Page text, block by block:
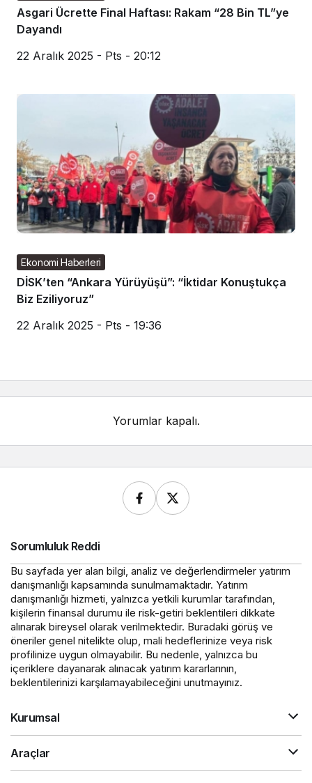
Asgari Ücrette Final Haftası: Rakam “28 Bin TL”ye
Dayandı
22 Aralık 2025 - Pts - 20:12
Ekonomi Haberleri
DİSK’ten “Ankara Yürüyüşü”: “İktidar Konuştukça
Biz Eziliyoruz”
22 Aralık 2025 - Pts - 19:36
Yorumlar kapalı.
Sorumluluk Reddi
Bu sayfada yer alan bilgi, analiz ve değerlendirmeler yatırım
danışmanlığı kapsamında sunulmamaktadır. Yatırım
danışmanlığı hizmeti, yalnızca yetkili kurumlar tarafından,
kişilerin finansal durumu ile risk-getiri beklentileri dikkate
alınarak bireysel olarak verilmektedir. Buradaki görüş ve
öneriler genel nitelikte olup, mali hedeflerinize veya risk
profilinize uygun olmayabilir. Bu nedenle, yalnızca bu
içeriklere dayanarak alınacak yatırım kararlarının,
beklentilerinizi karşılamayabileceğini unutmayınız.
Kurumsal
Araçlar